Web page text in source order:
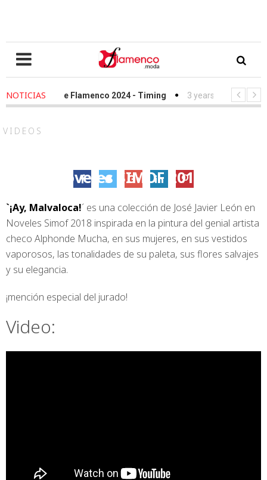
NOTICIAS
- We Love Flamenco 2024 - Timing 3 years ago
Simof
VIDEOS
video Noveles SIMOF 2018
`¡Ay, Malvaloca!´ es una colección de José Javier León en
Noveles Simof 2018 inspirada en la pintura del genial artista
checo Alphonde Mucha, en sus mujeres, en sus vestidos
vaporosos, las tonalidades de su paleta, sus flores salvajes
y su elegancia.
¡mención especial del jurado!
Video: